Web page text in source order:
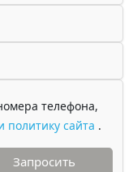
телефона,
политику сайта .
Запросить